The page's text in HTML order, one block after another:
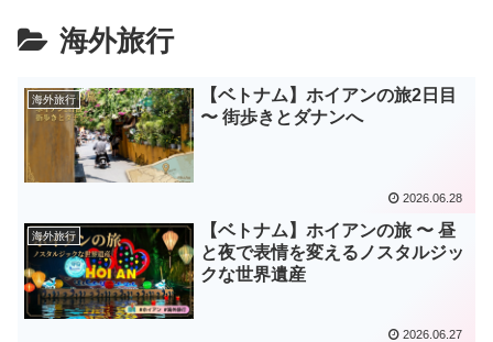
海外旅行
海外旅行
【ベトナム】ホイアンの旅2日目
〜 街歩きとダナンへ
2026.06.28
海外旅行
【ベトナム】ホイアンの旅 〜 昼
と夜で表情を変えるノスタルジッ
クな世界遺産
2026.06.27